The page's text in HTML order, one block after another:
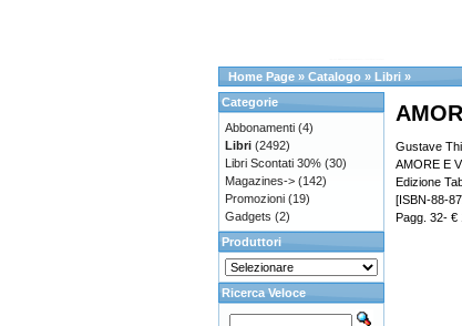
Home Page » Catalogo » Libri »
Gustave
AMORE E
Edizione
[ISBN-88-
Pagg. 32- €
Categorie
Abbonamenti (4)
Libri (2492)
Libri Scontati 30% (30)
Magazines-> (142)
Promozioni (19)
Gadgets (2)
Produttori
Ricerca Veloce